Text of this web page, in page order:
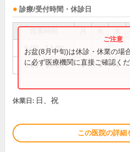
診療/受付時間・休診日
9:00～14:00
9:00～19:00 ● ● ●
お盆(8月中旬)は休診・休業の場
に必ず医療機関に直接ご確認くだ
休業日: 日、祝
この医院の詳細